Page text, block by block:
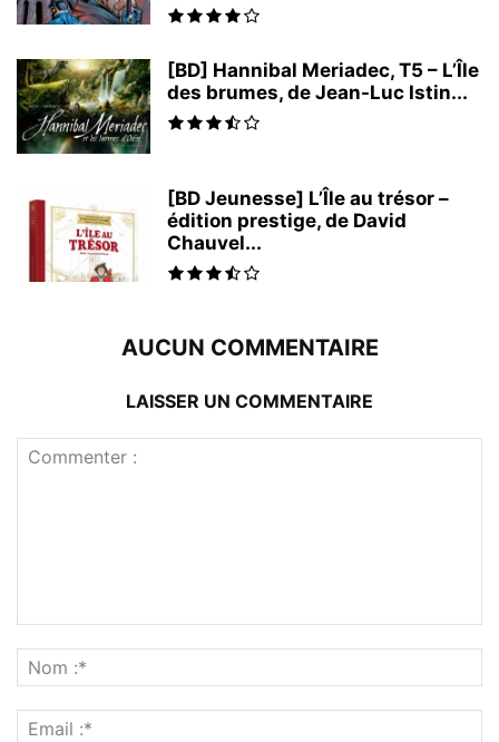
[BD] Hannibal Meriadec, T5 – L’Île
des brumes, de Jean-Luc Istin...
[BD Jeunesse] L’Île au trésor –
édition prestige, de David
Chauvel...
AUCUN COMMENTAIRE
LAISSER UN COMMENTAIRE